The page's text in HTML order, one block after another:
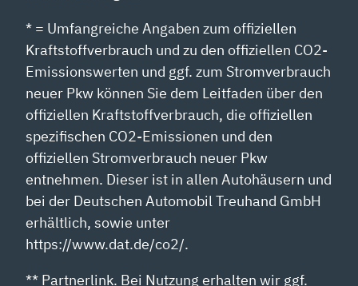
* = Umfangreiche Angaben zum offiziellen
Kraftstoffverbrauch und zu den offiziellen CO2-
Emissionswerten und ggf. zum Stromverbrauch
neuer Pkw können Sie dem Leitfaden über den
offiziellen Kraftstoffverbrauch, die offiziellen
spezifischen CO2-Emissionen und den
offiziellen Stromverbrauch neuer Pkw
entnehmen. Dieser ist in allen Autohäusern und
bei der Deutschen Automobil Treuhand GmbH
erhältlich, sowie unter
https://www.dat.de/co2/.
** Partnerlink. Bei Nutzung erhalten wir ggf.